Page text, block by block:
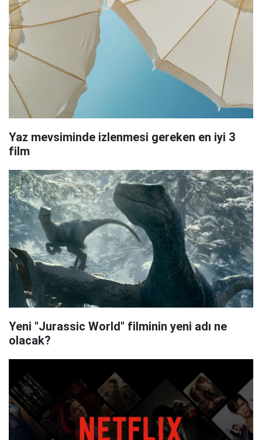
Yaz mevsiminde izlenmesi gereken en iyi 3
film
Yeni "Jurassic World" filminin yeni adı ne
olacak?